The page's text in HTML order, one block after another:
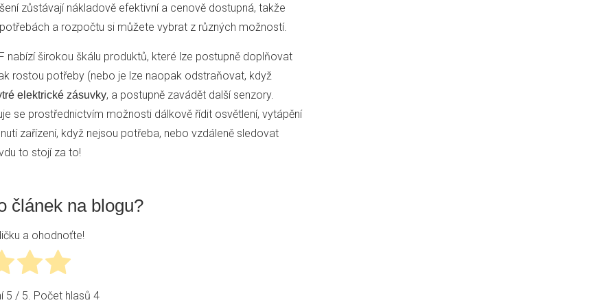
zůstávají nákladově efektivní a cenově dostupná, takže
a rozpočtu si můžete vybrat z různých možností.
nabízí širokou škálu produktů, které lze postupně doplňovat
rostou potřeby (nebo je lze naopak odstraňovat, když
elektrické zásuvky, a postupně zavádět další senzory.
se prostřednictvím možnosti dálkově řídit osvětlení, vytápění
zařízení, když nejsou potřeba, nebo vzdáleně sledovat
to stojí za to!
článek na blogu?
a ohodnoťte!
5 / 5. Počet hlasů 4